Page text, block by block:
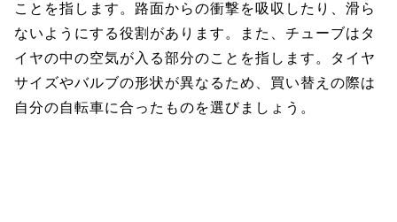
ことを指します。路面からの衝撃を吸収したり、滑ら
ないようにする役割があります。また、チューブはタ
イヤの中の空気が入る部分のことを指します。タイヤ
サイズやバルブの形状が異なるため、買い替えの際は
自分の自転車に合ったものを選びましょう。